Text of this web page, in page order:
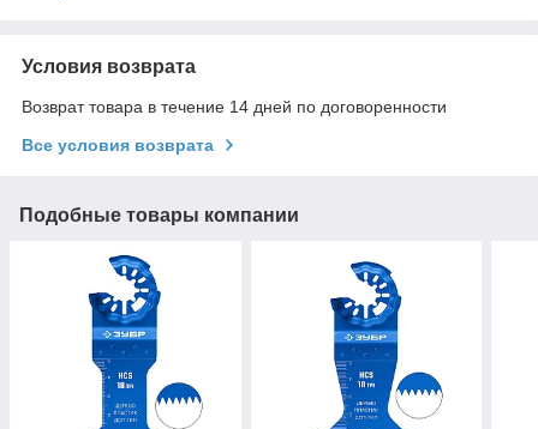
Условия возврата
Возврат товара в течение 14 дней по договоренности
Все условия возврата
Подобные товары компании